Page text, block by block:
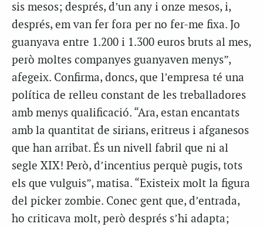
sis mesos; després, d’un any i onze mesos, i,
després, em van fer fora per no fer-me fixa. Jo
guanyava entre 1.200 i 1.300 euros bruts al mes,
però moltes companyes guanyaven menys”,
afegeix. Confirma, doncs, que l’empresa té una
política de relleu constant de les treballadores
amb menys qualificació. “Ara, estan encantats
amb la quantitat de sirians, eritreus i afganesos
que han arribat. És un nivell fabril que ni al
segle XIX! Però, d’incentius perquè pugis, tots
els que vulguis”, matisa. “Existeix molt la figura
del picker zombie. Conec gent que, d’entrada,
ho criticava molt, però després s’hi adapta;